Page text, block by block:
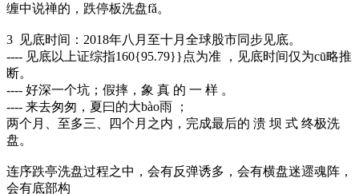
缠中说禅的，跌停板洗盘fǎ。
3 见底时间：2018年八月至十月全球股市同步见底。
---- 见底以上证综指160{95.79}}点为准 ，见底时间仅为cū略推
断。
---- 好深一个坑；假摔，象 真 的 一 样 。
---- 来去匆匆，夏曰的大bào雨 ；
两个月、至多三、四个月之内，完成最后的 溃 坝 式 终极洗
盘。
连序跌亭洗盘过程之中，会有反弹诱多，会有横盘迷遝魂阵，
会有底部构